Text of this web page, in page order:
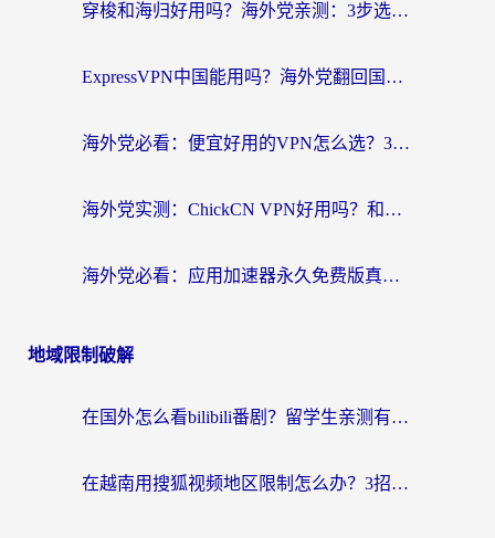
穿梭和海归好用吗？海外党亲测：3步选对回国加速器，无缝刷国内剧玩手游
ExpressVPN中国能用吗？海外党翻回国内的加速器选择指南（附番茄加速器实测）
海外党必看：便宜好用的VPN怎么选？3步解决回国访问难题+Steam改区技巧
海外党实测：ChickCN VPN好用吗？和OurPlay VPN对比哪个回国效果更好？附避坑指南
海外党必看：应用加速器永久免费版真的靠谱吗？教你选对回国加速器无缝刷国内资源
地域限制破解
在国外怎么看bilibili番剧？留学生亲测有效的地域限制突破指南（附酷我酷狗音乐解决方法）
在越南用搜狐视频地区限制怎么办？3招解决海外看国内剧难题（附西瓜视频CCTV观看技巧）